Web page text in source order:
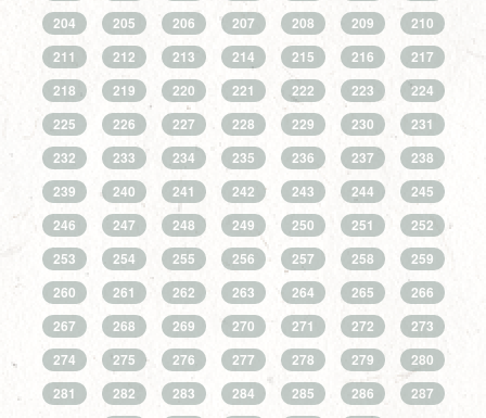
204
205 206 207 208 209
210
211
212 213 214 215 216
217
218
219 220 221 222 223
224
225
226 227 228 229 230
231
232
233 234 235 236 237
238
239
240 241 242 243 244
245
246
247 248 249 250 251
252
253
254 255 256 257 258
259
260
261 262 263 264 265
266
267
268 269 270 271 272
273
274
275 276 277 278 279
280
281
282 283 284 285 286
287